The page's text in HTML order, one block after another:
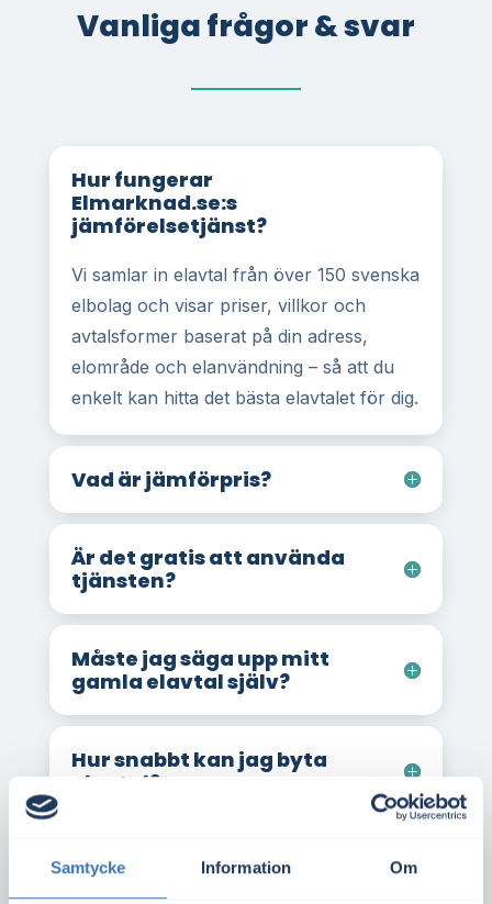
Samtycke Information Om
Vanliga frågor & svar
Hur fungerar
Elmarknad.se:s
jämförelsetjänst?
Vi samlar in elavtal från över 150 svenska
elbolag och visar priser, villkor och
avtalsformer baserat på din adress,
elområde och elanvändning – så att du
enkelt kan hitta det bästa elavtalet för dig.
Vad är jämförpris?
Är det gratis att använda
tjänsten?
Måste jag säga upp mitt
gamla elavtal själv?
Hur snabbt kan jag byta
elavtal?
Hur snabbt kan jag teckna
elavtal vid inflytt?